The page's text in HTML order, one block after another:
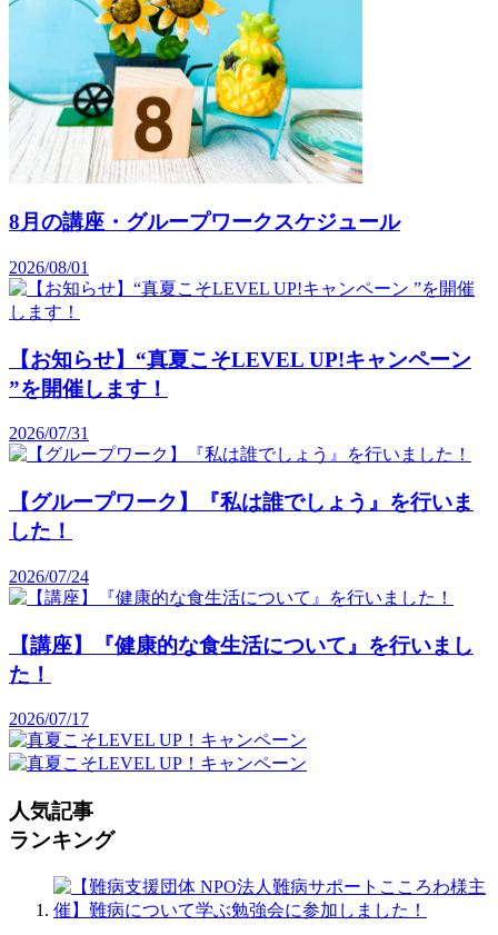
8月の講座・グループワークスケジュール
2026/08/01
【お知らせ】“真夏こそLEVEL UP!キャンペーン
”を開催します！
2026/07/31
【グループワーク】『私は誰でしょう』を行いま
した！
2026/07/24
【講座】『健康的な食生活について』を行いまし
た！
2026/07/17
人気記事
ランキング